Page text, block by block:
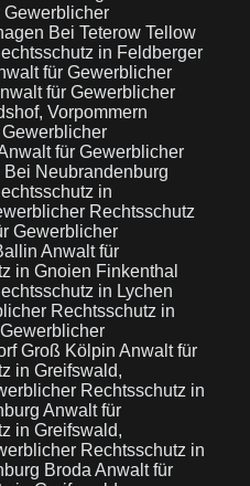
Gewerblicher
Bei Teterow Tellow
in Feldberger
für Gewerblicher
für Gewerblicher
Vorpommern
für Gewerblicher
Neubrandenburg
in
Rechtsschutz
Gewerblicher
Anwalt für
in Gnoien Finkenthal
in Lychen
Rechtsschutz in
Groß Kölpin Anwalt für
in Greifswald,
Rechtsschutz in
Anwalt für
in Greifswald,
Rechtsschutz in
Broda Anwalt für